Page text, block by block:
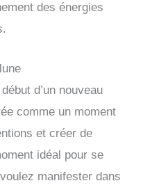
des énergies
d’un nouveau
comme un moment
et créer de
idéal pour se
manifester dans